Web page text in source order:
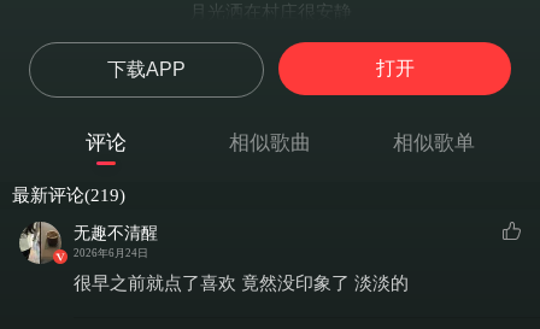
月光洒在村庄很安静
夜晚散着步伴着虫鸣
风儿轻轻吹起谁的心
藏在记忆深处被唤醒
岁月轻轻柔软又细腻
人们挑着希望向光明
下载APP 打开
评论 相似歌曲 相似歌单
最新评论(219)
无趣不清醒
2026年6月24日
很早之前就点了喜欢 竟然没印象了 淡淡的